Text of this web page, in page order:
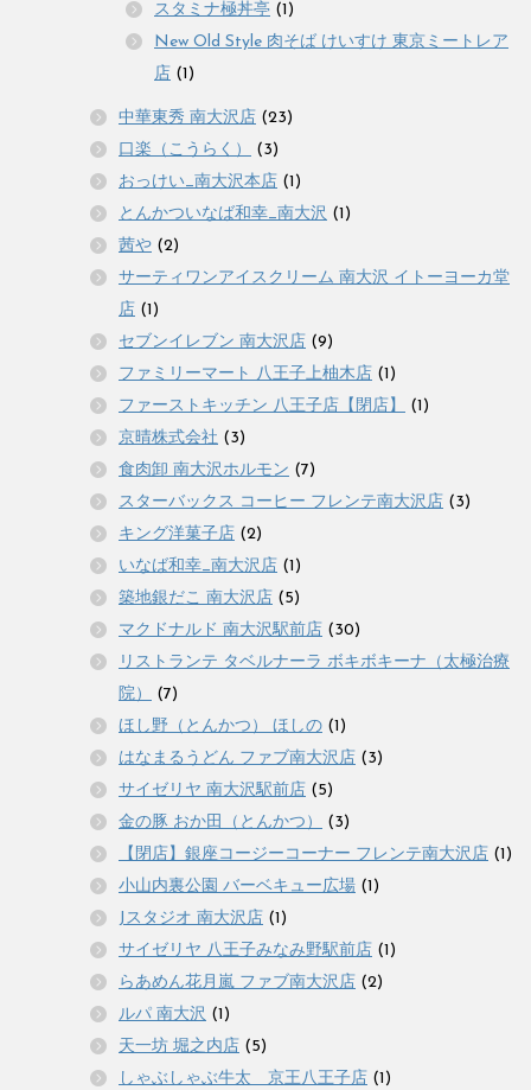
スタミナ極丼亭 (1)
New Old Style 肉そば けいすけ 東京ミートレア
店 (1)
中華東秀 南大沢店 (23)
口楽（こうらく）
(3)
おっけい_南大沢本店 (1)
とんかついなば和幸_南大沢 (1)
茜や (2)
サーティワンアイスクリーム 南大沢 イトーヨーカ堂
店 (1)
セブンイレブン 南大沢店 (9)
ファミリーマート 八王子上柚木店 (1)
ファーストキッチン 八王子店【閉店】
(1)
京晴株式会社 (3)
食肉卸 南大沢ホルモン (7)
スターバックス コーヒー フレンテ南大沢店 (3)
キング洋菓子店 (2)
いなば和幸_南大沢店 (1)
築地銀だこ 南大沢店 (5)
マクドナルド 南大沢駅前店 (30)
リストランテ タベルナーラ ボキボキーナ（太極治療
院）
(7)
ほし野（とんかつ） ほしの (1)
はなまるうどん ファブ南大沢店 (3)
サイゼリヤ 南大沢駅前店 (5)
金の豚 おか田（とんかつ）
(3)
【閉店】銀座コージーコーナー フレンテ南大沢店 (1)
小山内裏公園 バーベキュー広場 (1)
Jスタジオ 南大沢店 (1)
サイゼリヤ 八王子みなみ野駅前店 (1)
らあめん花月嵐 ファブ南大沢店 (2)
ルパ 南大沢 (1)
天一坊 堀之内店 (5)
しゃぶしゃぶ牛太 京王八王子店 (1)